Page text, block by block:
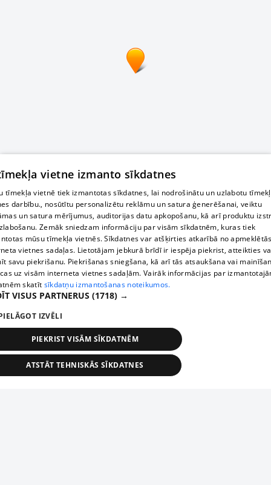
vietne izmanto sīkdatnes
tīmekļa vietnē tiek izmantotas sīkdatnes, lai nodrošinātu un uzlabotu
darbību., nosūtītu personalizētu reklāmu un satura ģenerēšanai, veiktu
un satura mērījumus, auditorijas datu apkopošanu, kā arī produktu
Zemāk sniedzam informāciju par visām sīkdatnēm, kuras tiek
mūsu tīmekļa vietnēs. Sīkdatnes var atšķirties atkarībā no
vietnes sadaļas. Lietotājam jebkurā brīdī ir iespēja piekrist, atteikties
savu piekrišanu. Piekrišanas sniegšana, kā arī tās atsaukšana vai
uz visām interneta vietnes sadaļām. Vairāk informācijas par
skatīt sīkdatņu izmantošanas noteikumos.
VISUS PARTNERUS (1718) →
IZVĒLI
PIEKRIST VISĀM SĪKDATNĒM
ATSTĀT TEHNISKĀS SĪKDATNES